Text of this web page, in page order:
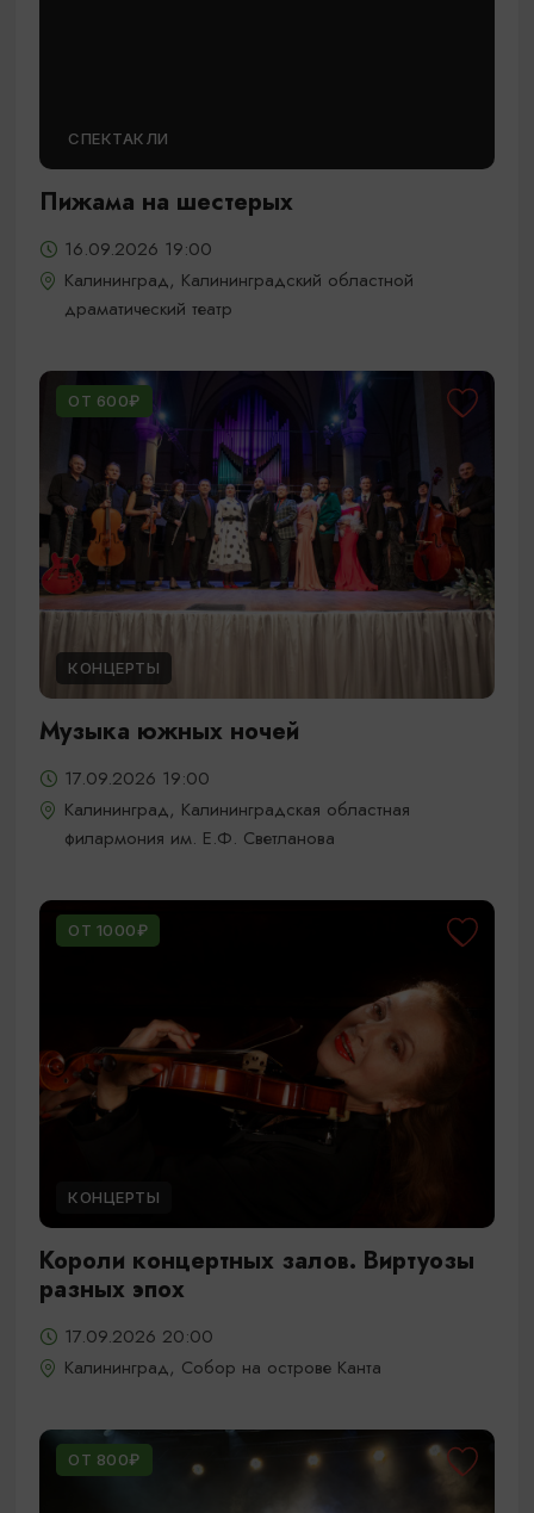
СПЕКТАКЛИ
Пижама на шестерых
16.09.2026 19:00
Калининград, Калининградский областной
драматический театр
ОТ 600₽
КОНЦЕРТЫ
Музыка южных ночей
17.09.2026 19:00
Калининград, Калининградская областная
филармония им. Е.Ф. Светланова
ОТ 1000₽
КОНЦЕРТЫ
Короли концертных залов. Виртуозы
разных эпох
17.09.2026 20:00
Калининград, Собор на острове Канта
ОТ 800₽